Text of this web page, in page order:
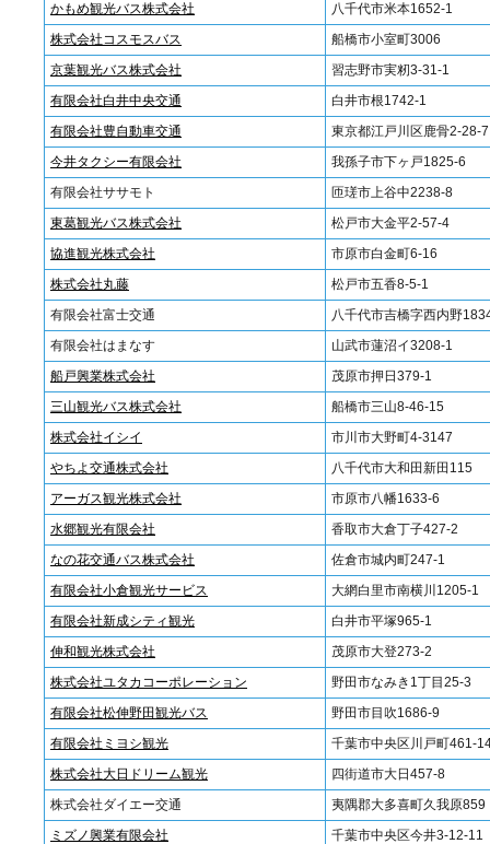
かもめ観光バス株式会社
八千代市米本1652-1
株式会社コスモスバス
船橋市小室町3006
京葉観光バス株式会社
習志野市実籾3-31-1
有限会社白井中央交通
白井市根1742-1
有限会社豊自動車交通
東京都江戸川区鹿骨2-28-7
今井タクシー有限会社
我孫子市下ヶ戸1825-6
有限会社ササモト
匝瑳市上谷中2238-8
東葛観光バス株式会社
松戸市大金平2-57-4
協進観光株式会社
市原市白金町6-16
株式会社丸藤
松戸市五香8-5-1
有限会社富士交通
八千代市吉橋字西内野
有限会社はまなす
山武市蓮沼イ3208-1
船戸興業株式会社
茂原市押日379-1
三山観光バス株式会社
船橋市三山8-46-15
株式会社イシイ
市川市大野町4-3147
やちよ交通株式会社
八千代市大和田新田115
アーガス観光株式会社
市原市八幡1633-6
水郷観光有限会社
香取市大倉丁子427-2
なの花交通バス株式会社
佐倉市城内町247-1
有限会社小倉観光サービス
大網白里市南横川1205-1
有限会社新成シティ観光
白井市平塚965-1
伸和観光株式会社
茂原市大登273-2
株式会社ユタカコーポレーション
野田市なみき1丁目25-3
有限会社松伸野田観光バス
野田市目吹1686-9
有限会社ミヨシ観光
千葉市中央区川戸町461-
株式会社大日ドリーム観光
四街道市大日457-8
株式会社ダイエー交通
夷隅郡大多喜町久我原859
ミズノ興業有限会社
千葉市中央区今井3-12-11